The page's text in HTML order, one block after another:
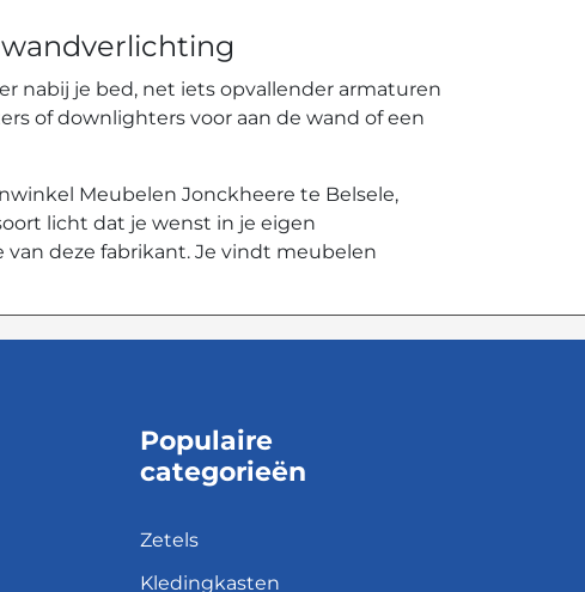
nabij je bed, net iets opvallender armaturen
of downlighters voor aan de wand of een
Meubelen Jonckheere te Belsele,
licht dat je wenst in je eigen
deze fabrikant. Je vindt meubelen
Populaire
categorieën
Zetels
Kledingkasten